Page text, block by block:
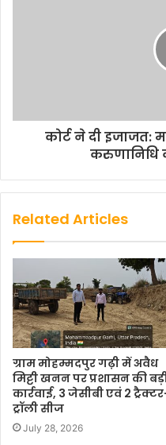
कोर्ट ने दी इजाजत:
करुणानिधि
Related Articles
ग्राम मोहम्मदपुर गढ़ी में अवैध
मिट्टी खनन पर प्रशासन की
कार्रवाई, 3 जेसीबी एवं 2
ट्रॉली सीज
July 28, 2026